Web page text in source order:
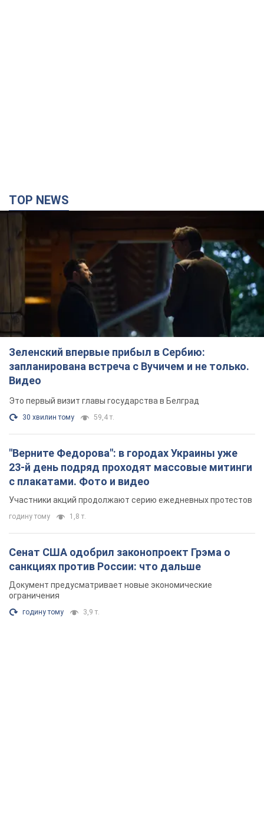
TOP NEWS
Зеленский впервые прибыл в Сербию:
запланирована встреча с Вучичем и не только.
Видео
Это первый визит главы государства в Белград
30 хвилин тому 59,4 т.
"Верните Федорова": в городах Украины уже
23-й день подряд проходят массовые митинги
с плакатами. Фото и видео
Участники акций продолжают серию ежедневных протестов
годину тому 1,8 т.
Сенат США одобрил законопроект Грэма о
санкциях против России: что дальше
Документ предусматривает новые экономические
ограничения
годину тому 3,9 т.